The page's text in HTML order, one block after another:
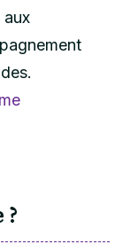
aux
?